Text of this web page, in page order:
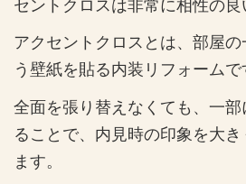
アクセントクロスとは、部屋
う壁紙を貼る内装リフォームで
全面を張り替えなくても、一部
ることで、内見時の印象を大
ます。